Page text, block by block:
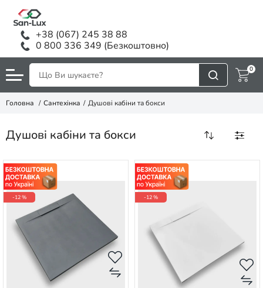
+38 (067) 245 38 88
0 800 336 349 (Безкоштовно)
0
Головна Сантехінка Душові кабіни та бокси
Душові кабіни та бокси
-12 % -12 %